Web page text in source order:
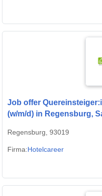
Job offer
(w/m/d) in Regensburg,
Regensburg, 93019
Firma:Hotelcareer